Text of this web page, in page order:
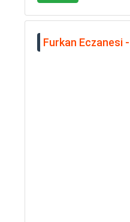
Furkan Eczanesi